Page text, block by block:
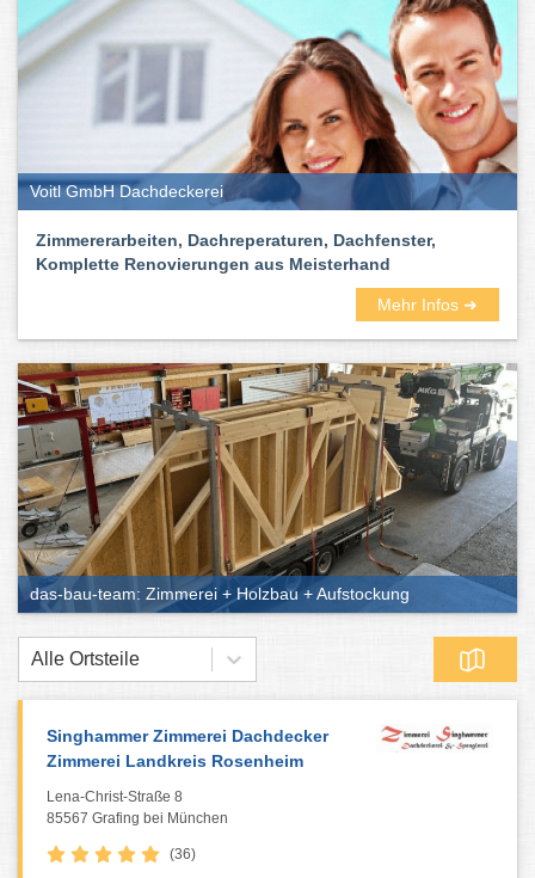
Voitl GmbH Dachdeckerei
Zimmererarbeiten, Dachreperaturen, Dachfenster,
Komplette Renovierungen aus Meisterhand
Mehr Infos ➜
das-bau-team: Zimmerei + Holzbau + Aufstockung
Alle Ortsteile
Singhammer Zimmerei Dachdecker
Zimmerei Landkreis Rosenheim
Lena-Christ-Straße 8
85567 Grafing bei München
(36)